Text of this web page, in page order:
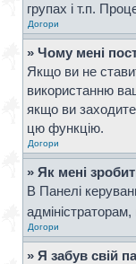
групах і т.п.
Догори
» Чому мені
Якщо ви не
використанню
якщо ви заходите
цю функцію.
Догори
» Як мені
В Панелі
Догори
» Я забув свій